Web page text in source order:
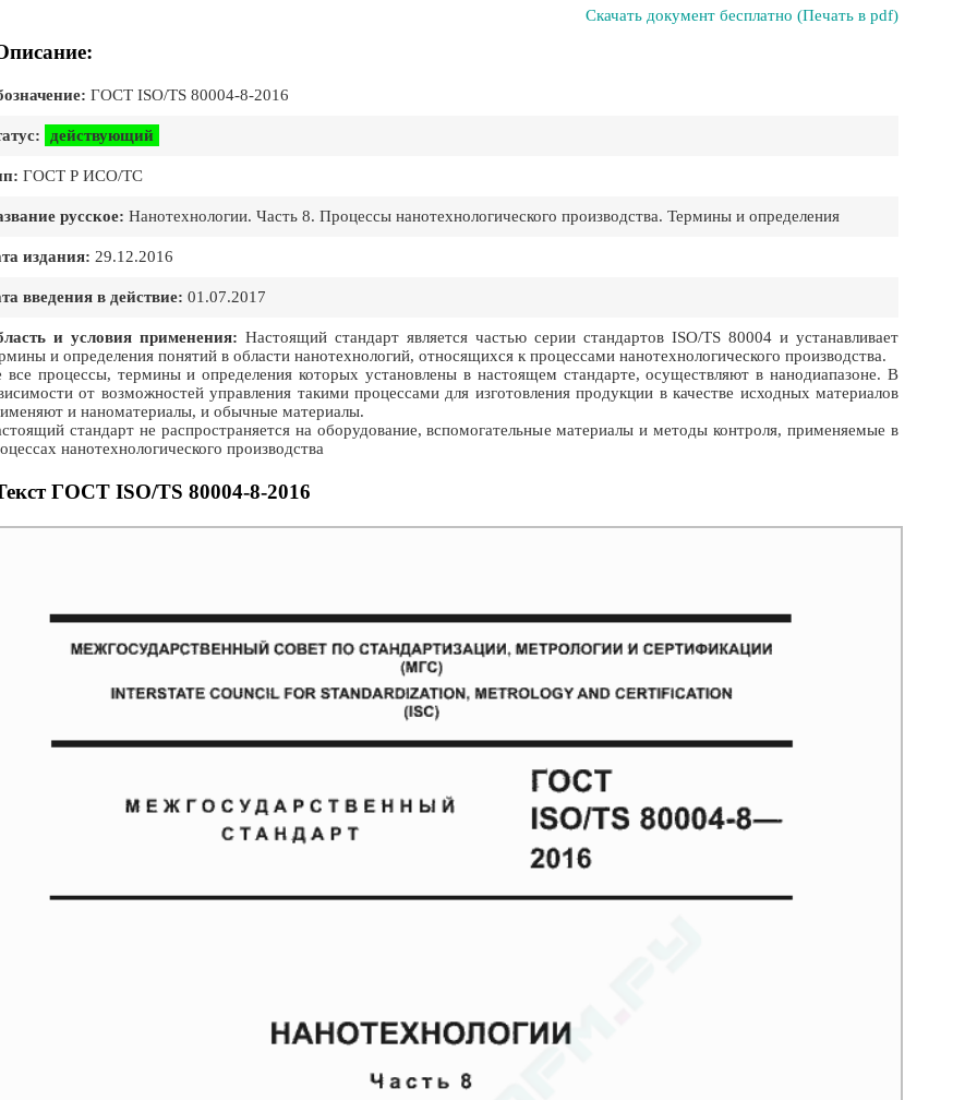
Скачать документ бесплатно (Печать в pdf)
ГОСТ ISO/TS 80004-8-2016
действующий
ГОСТ Р ИСО/ТС
русское: Нанотехнологии. Часть 8. Процессы нанотехнологического производства. Термины и определения
издания: 29.12.2016
введения в действие: 01.07.2017
и условия применения: Настоящий стандарт является частью серии стандартов ISO/TS 80004 и устанавливает
и определения понятий в области нанотехнологий, относящихся к процессами нанотехнологического производства.
все процессы, термины и определения которых установлены в настоящем стандарте, осуществляют в нанодиапазоне. В
от возможностей управления такими процессами для изготовления продукции в качестве исходных материалов
и наноматериалы, и обычные материалы.
стандарт не распространяется на оборудование, вспомогательные материалы и методы контроля, применяемые в
нанотехнологического производства
ГОСТ ISO/TS 80004-8-2016